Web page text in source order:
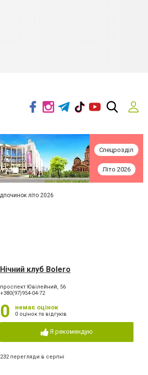
Спецрозділ
Літо 2026
літо 2026
Нічний клуб Bolero
проспект Ювілейний, 56
+380(97)954-04-72
0 немає оцінок
0 оцінок та відгуків
Я рекомендую
232 перегляди в серпні